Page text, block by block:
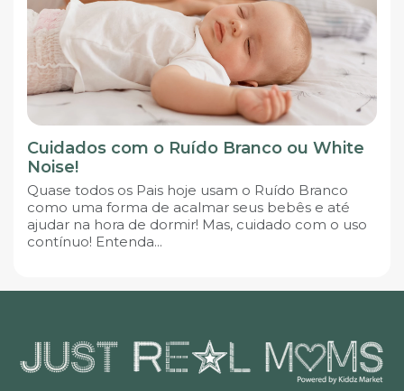
Cuidados com o Ruído Branco ou White
Noise!
Quase todos os Pais hoje usam o Ruído Branco
como uma forma de acalmar seus bebês e até
ajudar na hora de dormir! Mas, cuidado com o uso
contínuo! Entenda...